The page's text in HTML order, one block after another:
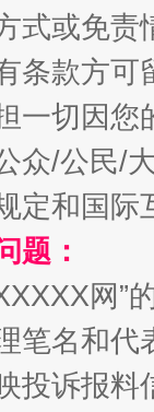
式或免责
条款方
一切因
众/公民/
定和国
题：
网”
笔名和
投诉报